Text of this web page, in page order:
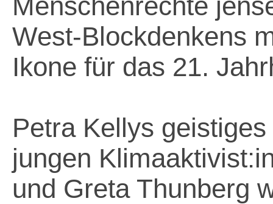
West-Blockdenkens
Ikone für das 21.
Petra Kellys
jungen
und Greta Thunberg